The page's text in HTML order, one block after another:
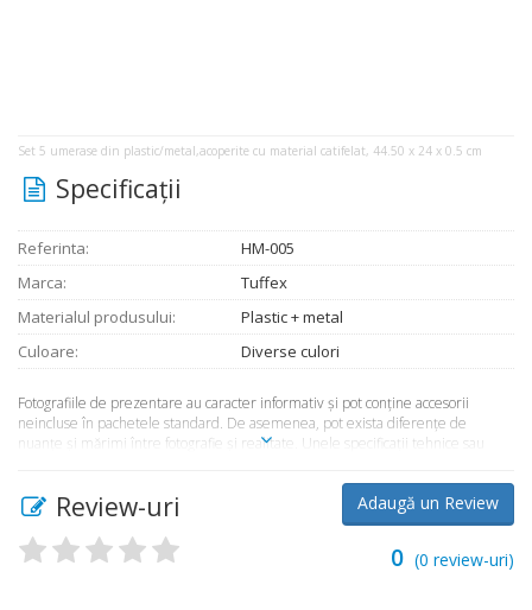
Set 5 umerase din plastic/metal,acoperite cu material catifelat, 44.50 x 24 x 0.5 cm
Specificaţii
Referinta:
HM-005
Marca:
Tuffex
Materialul produsului:
Plastic + metal
Culoare:
Diverse culori
Fotografiile de prezentare au caracter informativ şi pot conţine accesorii
neincluse în pachetele standard. De asemenea, pot exista diferenţe de
nuanţe şi mărimi între fotografie şi realitate. Unele specificaţii tehnice sau
de operare. Toate produsele şi promoţiile prezente în magazinul
Market365.ro sunt valabile în limita stocului disponibil.
Review-uri Adaugă un Review
0 (0 review-uri)